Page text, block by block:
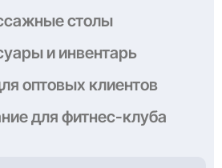
столы
и инвентарь
оптовых клиентов
для фитнес-клуба